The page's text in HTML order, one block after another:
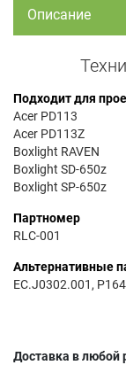
Описание
Подходит для
Acer PD113
Acer PD113Z
Boxlight RAVEN
Boxlight SD-650z
Boxlight SP-650z
Партномер
RLC-001
Альтернативные
EC.J0302.001,
Доставка в любой